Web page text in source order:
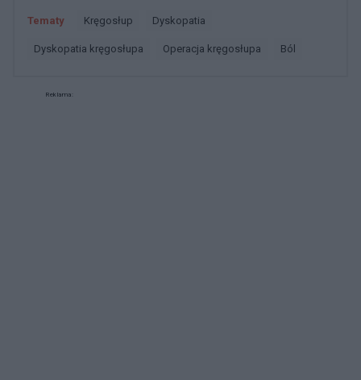
Tematy kręgosłup dyskopatia
dyskopatia kręgosłupa operacja kręgosłupa ból
Reklama: